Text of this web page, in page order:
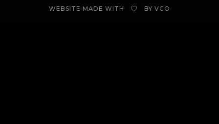
WEBSITE MADE WITH BY VCO